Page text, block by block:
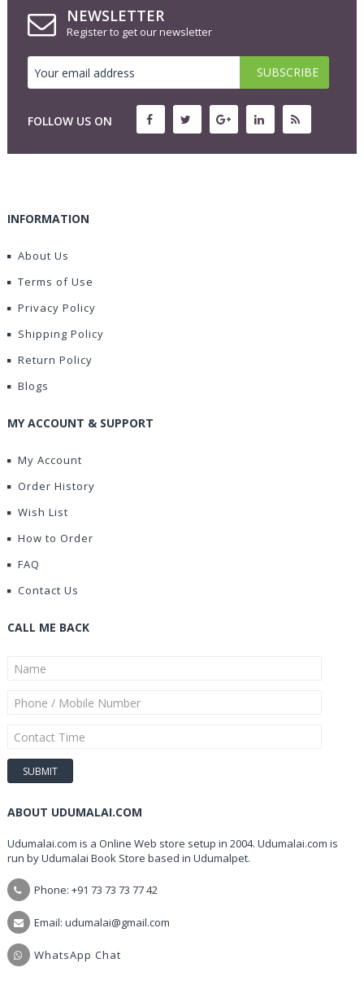
NEWSLETTER
Register to get our newsletter
FOLLOW US ON
INFORMATION
About Us
Terms of Use
Privacy Policy
Shipping Policy
Return Policy
Blogs
MY ACCOUNT & SUPPORT
My Account
Order History
Wish List
How to Order
FAQ
Contact Us
CALL ME BACK
ABOUT UDUMALAI.COM
Udumalai.com is a Online Web store setup in 2004. Udumalai.com is
run by Udumalai Book Store based in Udumalpet.
Phone: +91 73 73 73 77 42
Email: udumalai@gmail.com
WhatsApp Chat